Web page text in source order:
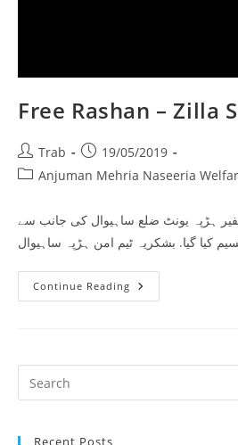
Free Rashan – Zilla
Post
author:
Trab
Post
published:
19/05/2019
PostAnjuman Mehria Naseeria
ہڑپہ یونٹ ضلع ساہیوال کی جانب سے
کیا گیا. بشکریہ ٹیم امن ہڑپہ ساہیوال
Continue Reading Free
Rashan
Recent Posts